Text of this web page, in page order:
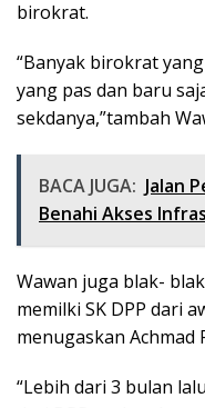
birokrat.
“Banyak birokrat
yang pas dan baru
sekdanya,”tambah
BACA JUGA: Jalan
Benahi Akses
Wawan juga blak-
memilki SK DPP dari
menugaskan Achmad
“Lebih dari 3 bulan